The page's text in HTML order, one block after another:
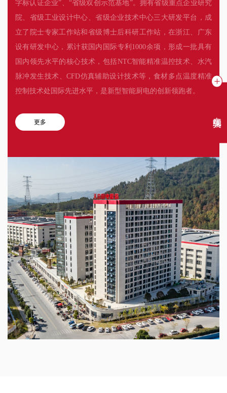
字标认证企业”、“省级双创示范基地”。拥有省级重点企业研究
院、省级工业设计中心、省级企业技术中心三大研发平台，成
立了院士专家工作站和省级博士后科研工作站，在浙江、广东
设有研发中心，累计获国内国际专利1000余项，形成一批具有
国内领先水平的核心技术，包括NTC智能精准温控技术、水汽
脉冲发生技术、CFD仿真辅助设计技术等，食材多点温度精准
控制技术处国际先进水平，是新型智能厨电的创新领跑者。
更多